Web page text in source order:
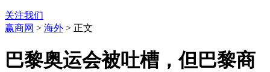
关注我们
赢商网 > 海外 > 正文
巴黎奥运会被吐槽，但巴黎商